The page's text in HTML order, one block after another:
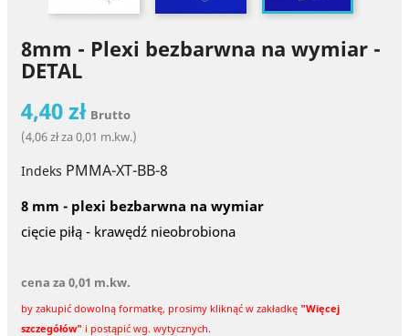
8mm - Plexi bezbarwna na wymiar -
DETAL
4,40 zł Brutto
(4,06 zł za 0,01 m.kw.)
Indeks PMMA-XT-BB-8
8 mm - plexi bezbarwna na wymiar
cięcie piłą - krawędź nieobrobiona
cena za 0,01 m.kw.
by zakupić dowolną formatkę, prosimy kliknąć w zakładkę "Więcej
szczegółów" i postąpić wg. wytycznych.